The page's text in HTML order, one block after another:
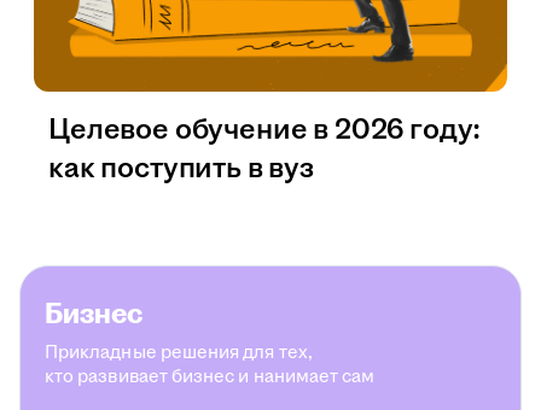
Целевое обучение в 2026 году:
как поступить в вуз
Бизнес
Прикладные решения для тех,
кто развивает бизнес и нанимает сам